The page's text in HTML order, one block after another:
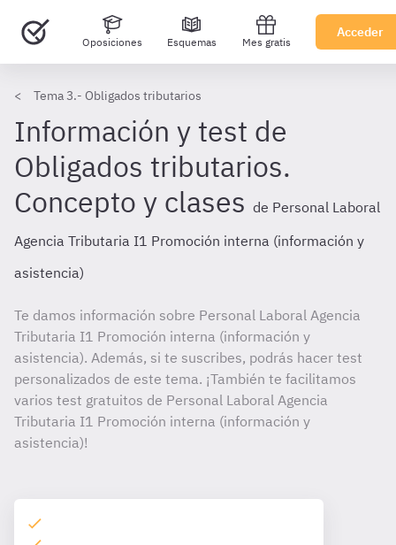
Oposiciones Esquemas Mes gratis
Acceder
Tema 3.- Obligados tributarios
Información y test de
Obligados tributarios.
Concepto y clases de Personal Laboral
Agencia Tributaria I1 Promoción interna (información y
asistencia)
Te damos información sobre Personal Laboral Agencia
Tributaria I1 Promoción interna (información y
asistencia). Además, si te suscribes, podrás hacer test
personalizados de este tema. ¡También te facilitamos
varios test gratuitos de Personal Laboral Agencia
Tributaria I1 Promoción interna (información y
asistencia)!